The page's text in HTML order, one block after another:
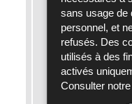
sans usage de
personnel, et
refusés. Des
utilisés à des
activés
Consulter notre
Références
Code de la
portant a)
taxis et b)